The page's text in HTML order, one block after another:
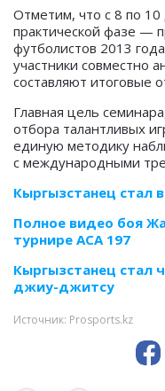
Отметим, что с 8 по
практической фазе —
футболистов 2013
участники совместно
составляют итоговые
Главная цель
отбора талантливых
единую методику
с международными
Кыргызстанец стал
Полное видео боя
турнире ACA 197
Кыргызстанец стал
джиу-джитсу
Источник: Prosports.kz